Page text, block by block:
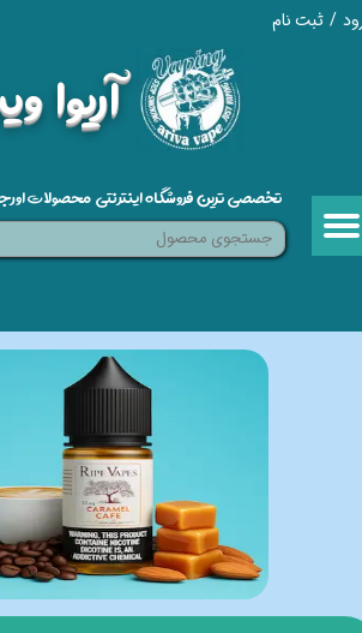
/ ثبت نام
حساب کاربری من
خروج از حساب کاربری
​آریوا
تخصصی ترین فروشگاه اینترنتی محصولات